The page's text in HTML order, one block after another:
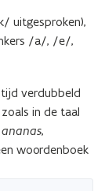
uitgesproken),
/a/, /e/,
verdubbeld
in de taal
ananas,
woordenboek